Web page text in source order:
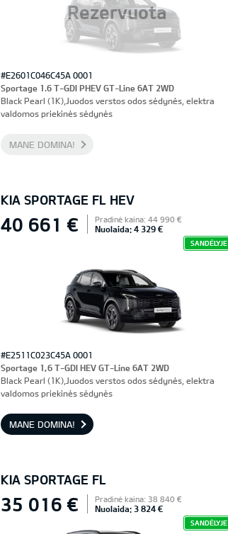
Rezervuota
#E2601C046C45A 0001
Sportage 1.6 T-GDI PHEV GT-Line 6AT 2WD
Black Pearl (1K),Juodos verstos odos sėdynės, elektra
valdomos priekinės sėdynės
MANE DOMINA!
KIA SPORTAGE FL HEV
40 661 € Pradinė kaina: 44 990 €
Nuolaida: 4 329 €
SANDĖLYJE
#E2511C023C45A 0001
Sportage 1,6 T-GDI HEV GT-Line 6AT 2WD
Black Pearl (1K),Juodos verstos odos sėdynės, elektra
valdomos priekinės sėdynės
MANE DOMINA!
KIA SPORTAGE FL
35 016 € Pradinė kaina: 38 840 €
Nuolaida: 3 824 €
SANDĖLYJE